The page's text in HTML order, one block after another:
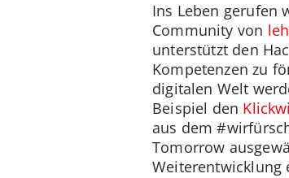
Ins Leben gerufen
Community von
unterstützt den
Kompetenzen zu
digitalen Welt
Beispiel den
aus dem
Tomorrow
Weiterentwicklung